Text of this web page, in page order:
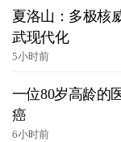
夏洛山：多极核
武现代化
5小时前
一位80岁高龄的
癌
6小时前